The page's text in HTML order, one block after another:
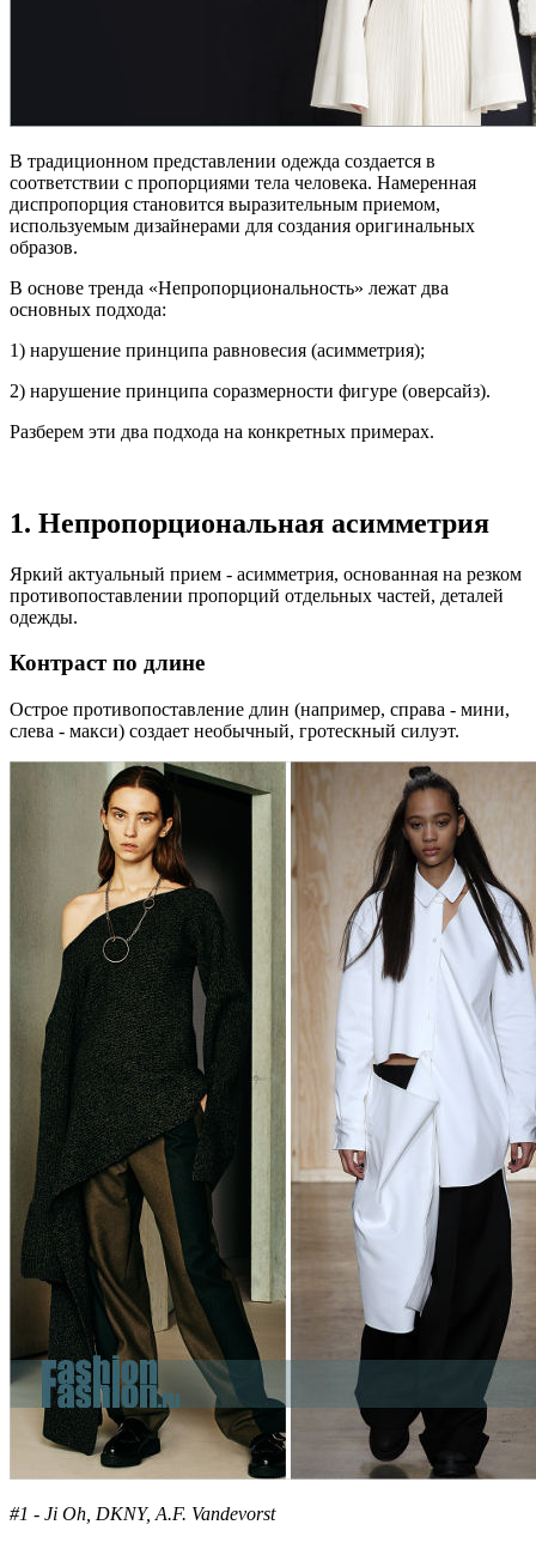
В традиционном представлении одежда создается в
соответствии с пропорциями тела человека. Намеренная
диспропорция становится выразительным приемом,
используемым дизайнерами для создания оригинальных
образов.
В основе тренда «Непропорциональность» лежат два
основных подхода:
1) нарушение принципа равновесия (асимметрия);
2) нарушение принципа соразмерности фигуре (оверсайз).
Разберем эти два подхода на конкретных примерах.
1. Непропорциональная асимметрия
Яркий актуальный прием - асимметрия, основанная на резком
противопоставлении пропорций отдельных частей, деталей
одежды.
Контраст по длине
Острое противопоставление длин (например, справа - мини,
слева - макси) создает необычный, гротескный силуэт.
#1 - Ji Oh, DKNY, A.F. Vandevorst